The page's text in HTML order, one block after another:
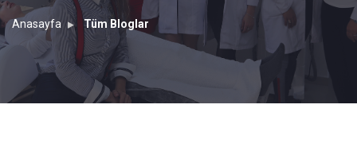
Anasayfa Tüm Bloglar